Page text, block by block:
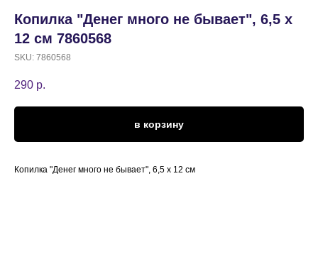
Копилка "Денег много не бывает", 6,5 х
12 см 7860568
SKU: 7860568
290 р.
в корзину
Копилка "Денег много не бывает", 6,5 х 12 см